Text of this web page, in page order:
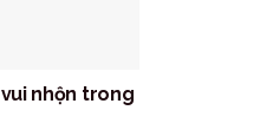
vui nhộn trong